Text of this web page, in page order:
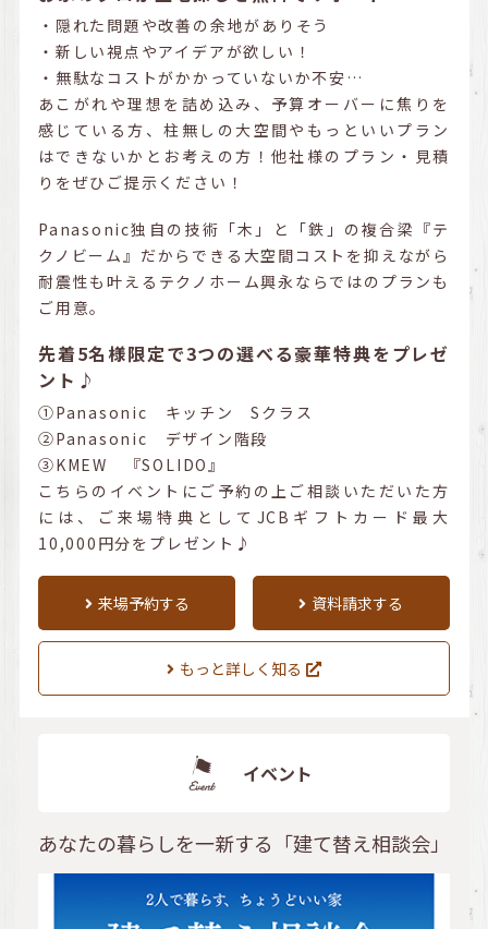
・隠れた問題や改善の余地がありそう
・新しい視点やアイデアが欲しい！
・無駄なコストがかかっていないか不安…
あこがれや理想を詰め込み、予算オーバーに焦りを
感じている方、柱無しの大空間やもっといいプラン
はできないかとお考えの方！他社様のプラン・見積
りをぜひご提示ください！
Panasonic独自の技術「木」と「鉄」の複合梁『テ
クノビーム』だからできる大空間コストを抑えながら
耐震性も叶えるテクノホーム興永ならではのプランも
ご用意。
先着5名様限定で3つの選べる豪華特典をプレゼ
ント♪
①Panasonic キッチン Sクラス
②Panasonic デザイン階段
③KMEW 『SOLIDO』
こちらのイベントにご予約の上ご相談いただいた方
には、ご来場特典としてJCBギフトカード最大
10,000円分をプレゼント♪
来場予約する 資料請求する
もっと詳しく知る
イベント
あなたの暮らしを一新する「建て替え相談会」